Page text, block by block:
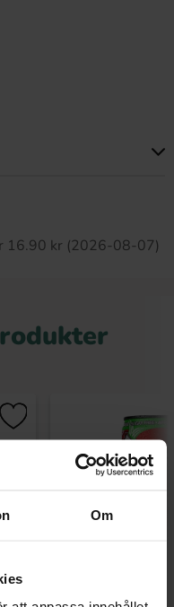
Om
16.90 kr (2026-08-07)